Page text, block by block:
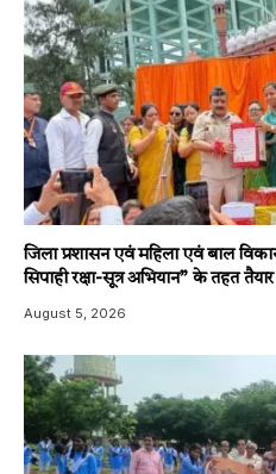
जिला प्रशासन एवं महिला एवं बाल
सिपाही रक्षा-सूत्र अभियान” के तहत
August 5, 2026